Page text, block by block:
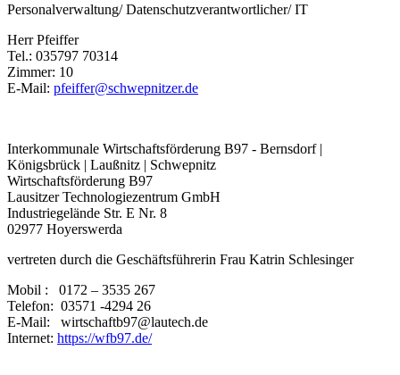
Personalverwaltung/ Datenschutzverantwortlicher/ IT
Herr Pfeiffer
Tel.: 035797 70314
Zimmer: 10
E-Mail: pfeiffer@schwepnitzer.de
Interkommunale Wirtschaftsförderung B97 - Bernsdorf |
Königsbrück | Laußnitz | Schwepnitz
Wirtschaftsförderung B97
Lausitzer Technologiezentrum GmbH
Industriegelände Str. E Nr. 8
02977 Hoyerswerda
vertreten durch die Geschäftsführerin Frau Katrin Schlesinger
Mobil : 0172 – 3535 267
Telefon: 03571 -4294 26
E-Mail: wirtschaftb97@lautech.de
Internet: https://wfb97.de/